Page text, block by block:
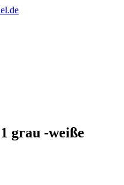
grau -weiße